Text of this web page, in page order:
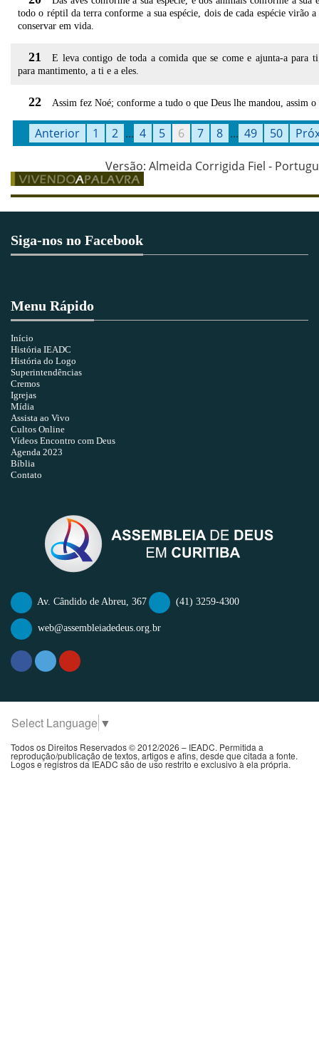
todo o réptil da terra conforme a sua espécie, dois de cada espécie virão
conservar em vida.
21
E leva contigo de toda a comida que se come e ajunta-a para
para mantimento, a ti e a eles.
22 Assim fez Noé; conforme a tudo o que Deus lhe mandou, assim o
Anterior 1 2 ... 4 5 6 7 8 ... 49 50
Versão: Almeida Corrigida Fiel -
Siga-nos no Facebook
Menu Rápido
Início
História IEADC
História do Logo
Superintendências
Cremos
Igrejas
Mídia
Assista ao Vivo
Cultos Online
Vídeos Encontro com Deus
Agenda 2023
Bíblia
Contato
Av. Cândido de Abreu, 367 (41) 3259-4300
web@assembleiadedeus.org.br
Select Language ▼
Todos os Direitos Reservados © 2012/2026 – IEADC. Permitida a
reprodução/publicação de textos, artigos e afins, desde que citada a fonte.
Logos e registros da IEADC são de uso restrito e exclusivo à ela própria.